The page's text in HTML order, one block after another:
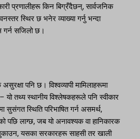
प्रणालीहरू किन बिग्रँदैछन्, सार्वजनिक
स्थिर छ भनेर व्याख्या गर्नु भन्दा
गर्न सजिलो छ।
पनि छ। विश्वव्यापी मामिलाहरूमा
तथ्य स्थानीय विश्लेषकहरूले पनि स्वीकार
सुसंगत स्थिति परिभाषित गर्न असमर्थ,
पछि लाग्छ, जब यो अनावश्यक वा हानिकारक
यसका सरकारहरू साहसी तर खाली